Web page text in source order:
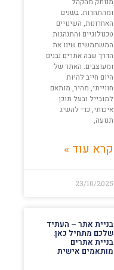
ומהתחרות. בשנים
האחרונות, השינויים
טכנולוגיים והתנהגות
המשתמשים שינו את
הדרך שבה אתרים נבנים
ומעוצבים. האתר של
היום חייב להיות
חווייתי, מהיר, מותאם
למובייל ובעל תוכן
איכותי, כדי להשיג
תנועה,
קרא עוד »
23/10/2025
בניית אתר – העתיד
שלכם מתחיל כאן:
בניית אתרים
מותאמים אישית